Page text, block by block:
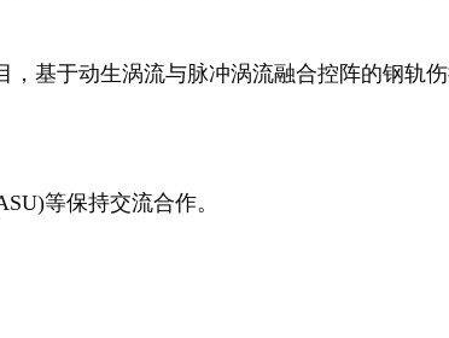
， 基于动生涡流与脉冲涡流融合控阵的钢轨
)等保持交流合作。